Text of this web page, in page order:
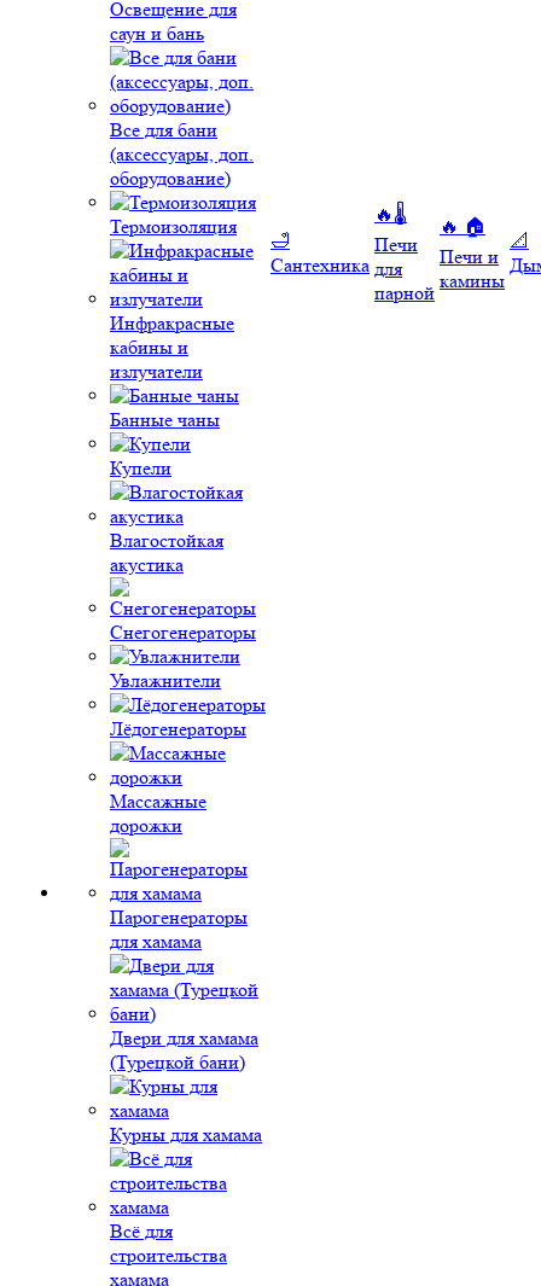
Освещение для
саун и бань
Все для бани
(аксессуары, доп.
оборудование)
Термоизоляция
Инфракрасные
кабины и
излучатели
Банные чаны
Купели
Влагостойкая
акустика
Снегогенераторы
Увлажнители
Лёдогенераторы
Массажные
дорожки
Парогенераторы
для хамама
Двери для хамама
(Турецкой бани)
Курны для хамама
Всё для
строительства
хамама
🛁
Сантехника
🔥🌡️
Печи
для
парной
🔥 🏠
Печи и
камины
📐